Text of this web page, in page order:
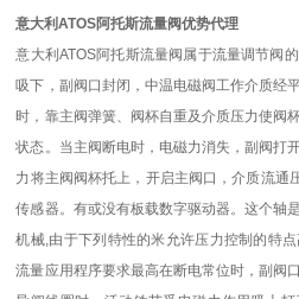
意大利ATOS阿托斯流量阀优势代理
意大利ATOS阿托斯流量阀属于流量调节阀
吸下，副阀口封闭，中温电磁阀工作介质经
时，靠主阀弹簧、阀杯自重及介质压力使阀
状态。当主阀断电时，电磁力消失，副阀打
力将主阀阀杯托上，开启主阀口，介质流通
传感器。有或没有板载数字驱动器。这个轴
机械,由于下列特性的米允许压力控制的特
流量应用程序要求最高在断电常位时，副阀